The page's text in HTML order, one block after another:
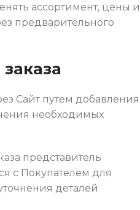
ассортимент, цены и
предварительного
Сайт путем добавления
необходимых
представитель
с Покупателем для
деталей